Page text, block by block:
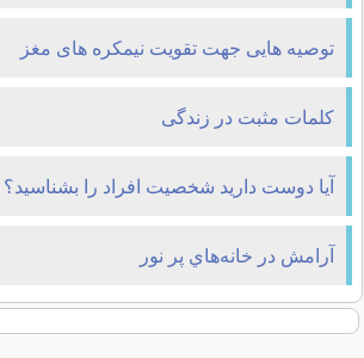
توصیه هایی جهت تقویت نیمکره های مغز
کلمات مثبت در زندگی
آیا دوست دارید شخصیت افراد را بشناسید؟
آرامش در خانه‌هاي پر نور